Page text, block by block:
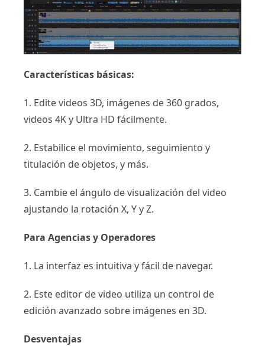
Características básicas:
1. Edite videos 3D, imágenes de 360 ​​grados,
videos 4K y Ultra HD fácilmente.
2. Estabilice el movimiento, seguimiento y
titulación de objetos, y más.
3. Cambie el ángulo de visualización del video
ajustando la rotación X, Y y Z.
Para Agencias y Operadores
1. La interfaz es intuitiva y fácil de navegar.
2. Este editor de video utiliza un control de
edición avanzado sobre imágenes en 3D.
Desventajas